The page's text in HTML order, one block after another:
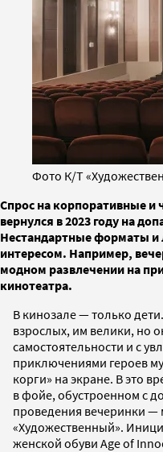
Фото К/Т
Спрос на корпоративные и
вернулся в 2023 году на
Нестандартные форматы
интересом. Например,
модном развлечении на
кинотеатра.
В кинозале — только
взрослых, им велики, но
самостоятельности и с
приключениями героев
корги» на экране. В это
в фойе, обустроенном с
проведения вечеринки —
«Художественный».
женской обуви Age of